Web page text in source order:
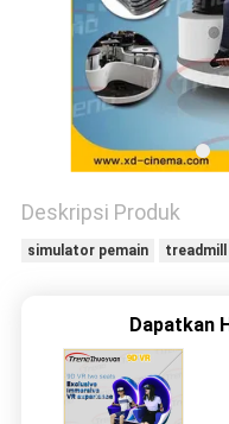
SITEMAP
PRIVACY
POLICY
Deskripsi Produk
simulator pemain
Dapatkan